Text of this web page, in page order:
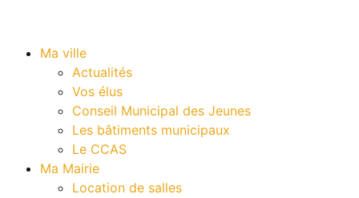
Ma ville
Actualités
Vos élus
Conseil Municipal des Jeunes
Les bâtiments municipaux
Le CCAS
Ma Mairie
Location de salles